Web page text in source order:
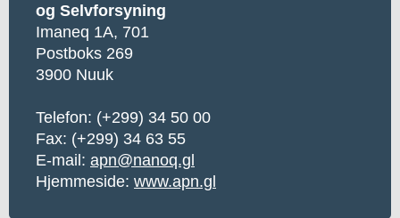
og Selvforsyning
Imaneq 1A, 701
Postboks 269
3900 Nuuk
Telefon: (+299) 34 50 00
Fax: (+299) 34 63 55
E-mail: apn@nanoq.gl
Hjemmeside: www.apn.gl